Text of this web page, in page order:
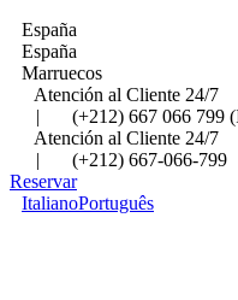
España
España
Marruecos
Atención al Cliente 24/7
|
(+212) 667 066 799
Atención al Cliente 24/7
|
(+212) 667-066-799
Reservar
ItalianoPortuguês